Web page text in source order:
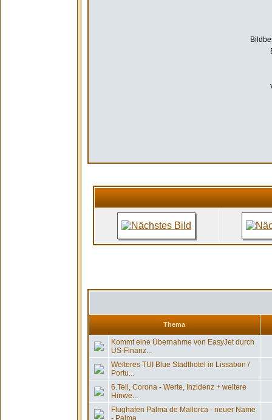
Thema
Kommt eine Übernahme von EasyJet durch
US-Finanz...
Weiteres TUI Blue Stadthotel in Lissabon /
Portu...
6.Teil, Corona - Werte, Inzidenz + weitere
Hinwe...
Flughafen Palma de Mallorca - neuer Name
- Palma...